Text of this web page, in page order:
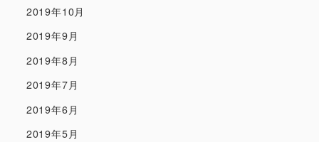
2019年10月
2019年9月
2019年8月
2019年7月
2019年6月
2019年5月